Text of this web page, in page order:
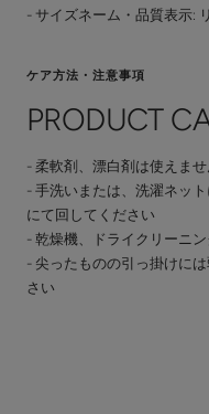
- サイズネーム・品質表示:
ケア方法・注意事項
PRODUCT
- 柔軟剤、漂白剤は使えませ
- 手洗いまたは、洗濯ネッ
にて回してください
- 乾燥機、ドライクリーニ
- 尖ったものの引っ掛けに
さい